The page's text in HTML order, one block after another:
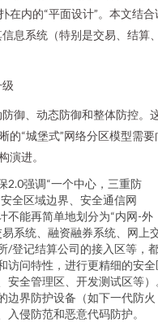
在内的“平面设计”。本文结合
息系统（特别是交易、结算
御、动态防御和整体防控。
的“城堡式”网络分区模型需要
演进。
2.0强调“一个中心，三重防
全区域边界、安全通信网
不能再简单地划分为“内网-外
系统、融资融券系统、网上
/登记结算公司的接入区等，
访问特性，进行更精细的安全
安全管理区、开发测试区等）
边界防护设备（如下一代防火
侵防范和恶意代码防护。